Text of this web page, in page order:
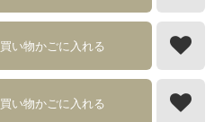
買い物かごに入れる
買い物かごに入れる